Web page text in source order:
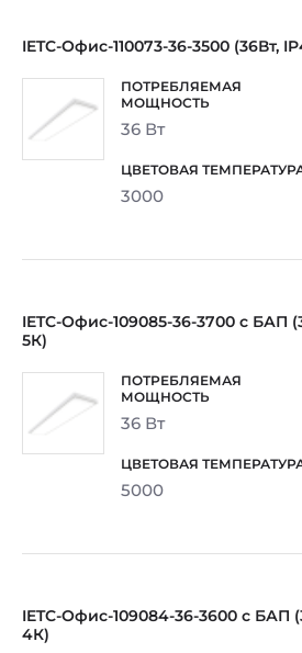
IETC-Офис-110073-36-3500 (36Вт,
36 Вт
3000
IETC-Офис-109085-36-3700 с БАП
5К)
36 Вт
5000
IETC-Офис-109084-36-3600 с БАП
4К)